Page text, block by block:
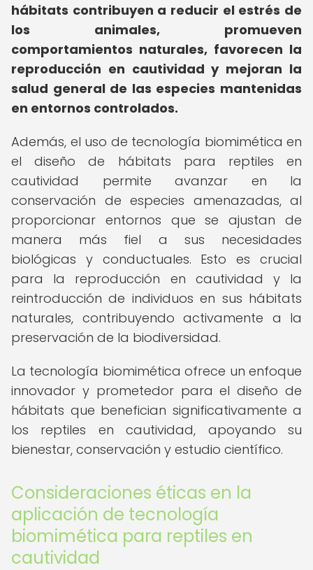
hábitats contribuyen a reducir el estrés de
los animales, promueven
comportamientos naturales, favorecen la
reproducción en cautividad y mejoran la
salud general de las especies mantenidas
en entornos controlados.
Además, el uso de tecnología biomimética en
el diseño de hábitats para reptiles en
cautividad permite avanzar en la
conservación de especies amenazadas, al
proporcionar entornos que se ajustan de
manera más fiel a sus necesidades
biológicas y conductuales. Esto es crucial
para la reproducción en cautividad y la
reintroducción de individuos en sus hábitats
naturales, contribuyendo activamente a la
preservación de la biodiversidad.
La tecnología biomimética ofrece un enfoque
innovador y prometedor para el diseño de
hábitats que benefician significativamente a
los reptiles en cautividad, apoyando su
bienestar, conservación y estudio científico.
Consideraciones éticas en la
aplicación de tecnología
biomimética para reptiles en
cautividad